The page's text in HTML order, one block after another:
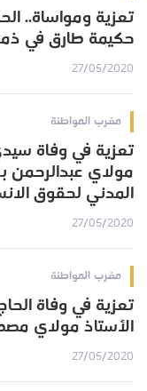
تعزية ومواساة..
حكيمة طارق في
27/05/2020
مغرب المواطنة
تعزية في وفاة
مولاي عبدالرحمن
المدني لحقوق
27/05/2020
مغرب المواطنة
تعزية في وفاة
الأستاذ مولاي
27/05/2020